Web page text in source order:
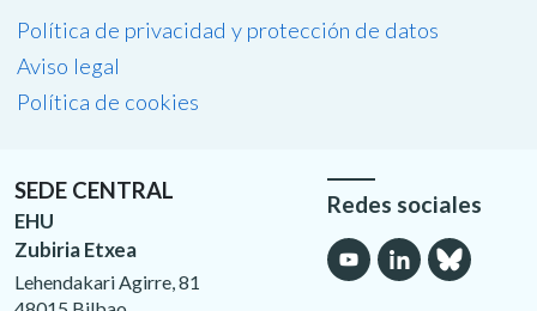
Política de privacidad y protección de datos
Aviso legal
Política de cookies
SEDE CENTRAL
EHU
Zubiria Etxea
Lehendakari Agirre, 81
Redes sociales